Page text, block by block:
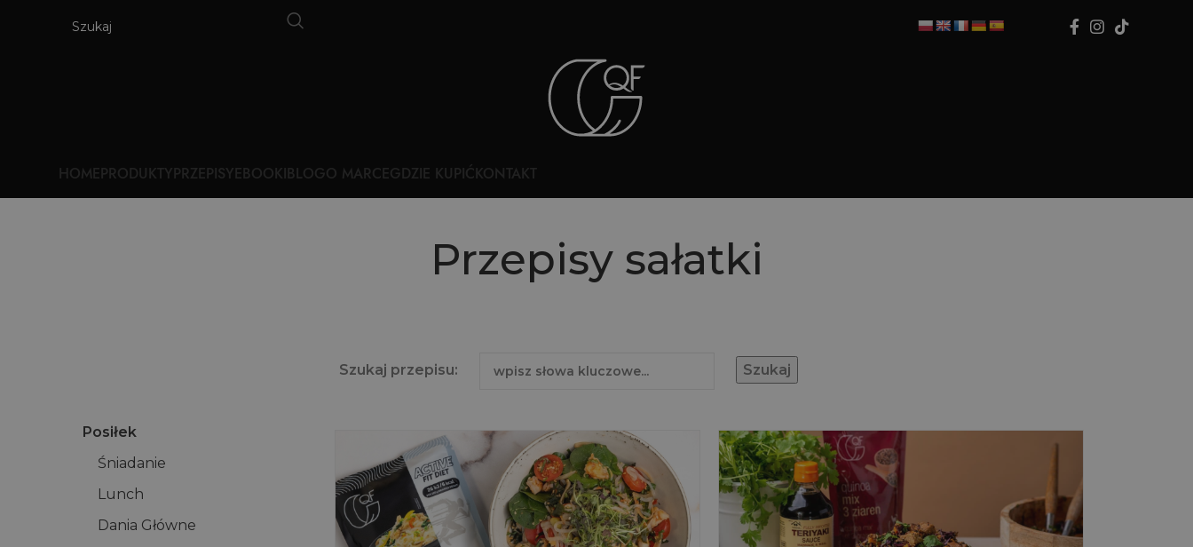
HOMEPRODUKTYPRZEPISYEBOOKIBLOGO MARCEGDZIE KUPIĆKONTAKT
Przepisy sałatki
Szukaj przepisu:
Posiłek
Śniadanie
Lunch
Dania Główne